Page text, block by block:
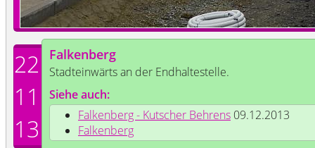
22
11
13
Falkenberg
Stadteinwärts an der Endhaltestelle.
Siehe auch:
Falkenberg - Kutscher Behrens 09.12.2013
Falkenberg